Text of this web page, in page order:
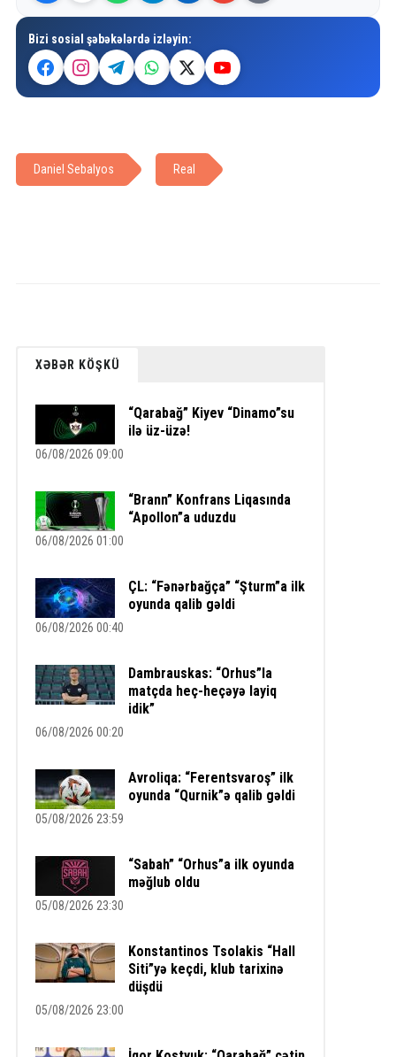
Bizi sosial şəbəkələrdə izləyin:
Daniel Sebalyos Real
XƏBƏR KÖŞKÜ
“Qarabağ” Kiyev “Dinamo”su
ilə üz-üzə!
06/08/2026 09:00
“Brann” Konfrans Liqasında
“Apollon”a uduzdu
06/08/2026 01:00
ÇL: “Fənərbağça” “Şturm”a ilk
oyunda qalib gəldi
06/08/2026 00:40
Dambrauskas: “Orhus”la
matçda heç-heçəyə layiq
idik”
06/08/2026 00:20
Avroliqa: “Ferentsvaroş” ilk
oyunda “Qurnik”ə qalib gəldi
05/08/2026 23:59
“Sabah” “Orhus”a ilk oyunda
məğlub oldu
05/08/2026 23:30
Konstantinos Tsolakis “Hall
Siti”yə keçdi, klub tarixinə
düşdü
05/08/2026 23:00